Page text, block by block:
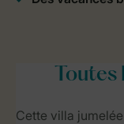
Toutes
Cette villa